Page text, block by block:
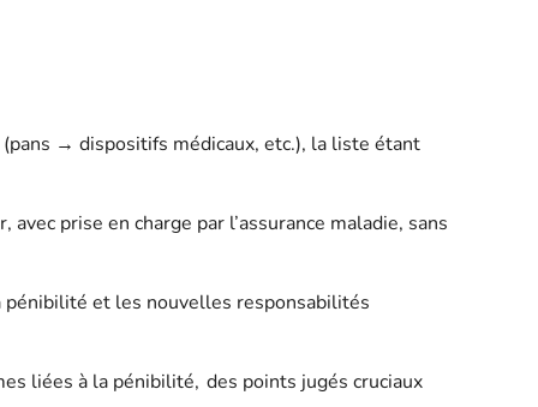
→ dispositifs médicaux, etc.), la liste étant
prise en charge par l’assurance maladie, sans
pénibilité et les nouvelles responsabilités
liées à la pénibilité, des points jugés cruciaux